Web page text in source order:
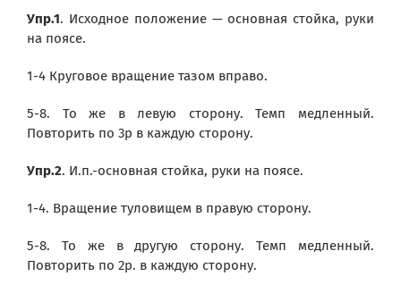
Упр.1. Исходное положение — основная стойка, руки
на поясе.
1-4 Круговое вращение тазом вправо.
5-8. То же в левую сторону. Темп медленный.
Повторить по 3р в каждую сторону.
Упр.2. И.п.-основная стойка, руки на поясе.
1-4. Вращение туловищем в правую сторону.
5-8. То же в другую сторону. Темп медленный.
Повторить по 2р. в каждую сторону.